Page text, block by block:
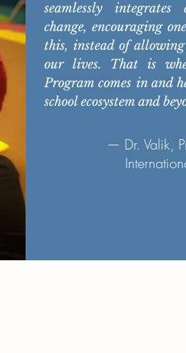
seamlessly integrates
change, encouraging
this, instead of
our lives. That is
Program comes in and
school ecosystem and
— Dr. Valik,